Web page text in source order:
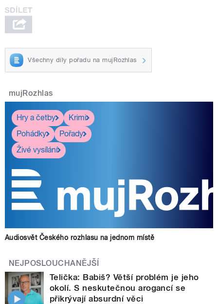
Všechny díly pořadu na mujRozhlas
mujRozhlas
Hry a četby
Krimi
Pohádky
Pořady
Živé vysílání
Audiosvět Českého rozhlasu na jednom místě
NEJPOSLOUCHANĚJŠÍ
Telička: Babiš? Větší problém je jeho
okolí. S neskutečnou arogancí se
přikrývají absurdní věci